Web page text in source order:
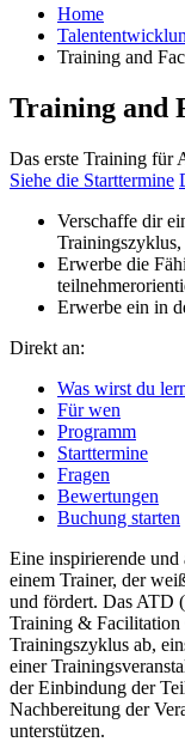
Home
Training and
Training and
Das erste Training für
Siehe die Starttermine
Verschaffe dir
Erwerbe die
Erwerbe ein in
Direkt an:
Was wirst du
Für wen
Programm
Starttermine
Fragen
Bewertungen
Buchung starten
Eine inspirierende
einem Trainer, der
und fördert. Das ATD
Training & Facilitation
Trainingszyklus ab,
einer
der Einbindung der
Nachbereitung der
unterstützen.